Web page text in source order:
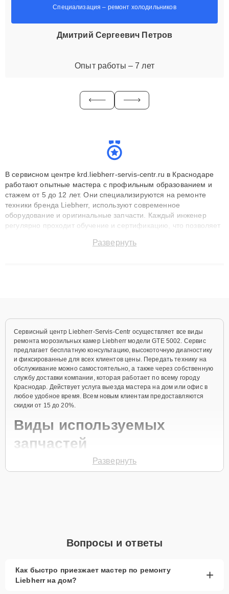
Специализация – ремонт холодильников
Дмитрий Сергеевич Петров
Опыт работы – 7 лет
В сервисном центре krd.liebherr-servis-centr.ru в Краснодаре
работают опытные мастера с профильным образованием и
стажем от 5 до 12 лет. Они специализируются на ремонте
техники бренда Liebherr, используют современное
оборудование и оригинальные запчасти. Каждый инженер
регулярно проходит обучение и сертификацию, что позволяет
технику с сохранением гарантии до 3 лет. Наши мастера
Развернуть
Сервисный центр Liebherr-Servis-Centr осуществляет все виды
ремонта морозильных камер Liebherr модели GTE 5002. Сервис
предлагает бесплатную консультацию, высокоточную диагностику
и фиксированные для всех клиентов цены. Передать технику на
обслуживание можно самостоятельно, а также через собственную
службу доставки компании, которая работает по всему городу
Краснодар. Действует услуга выезда мастера на дом или офис в
любое удобное время. Всем новым клиентам предоставляются
скидки от 15 до 20%.
Виды используемых
запчастей
Для ремонта морозильной камеры модели GTE 5002
активное использование устройства дольше
запчастей.
При наличии планов в скором времени заменить
Развернуть
Вопросы и ответы
Как быстро приезжает мастер по ремонту
Liebherr на дом?
+